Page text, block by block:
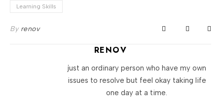
Learning Skills
By renov
RENOV
just an ordinary person who have my own
issues to resolve but feel okay taking life
one day at a time.